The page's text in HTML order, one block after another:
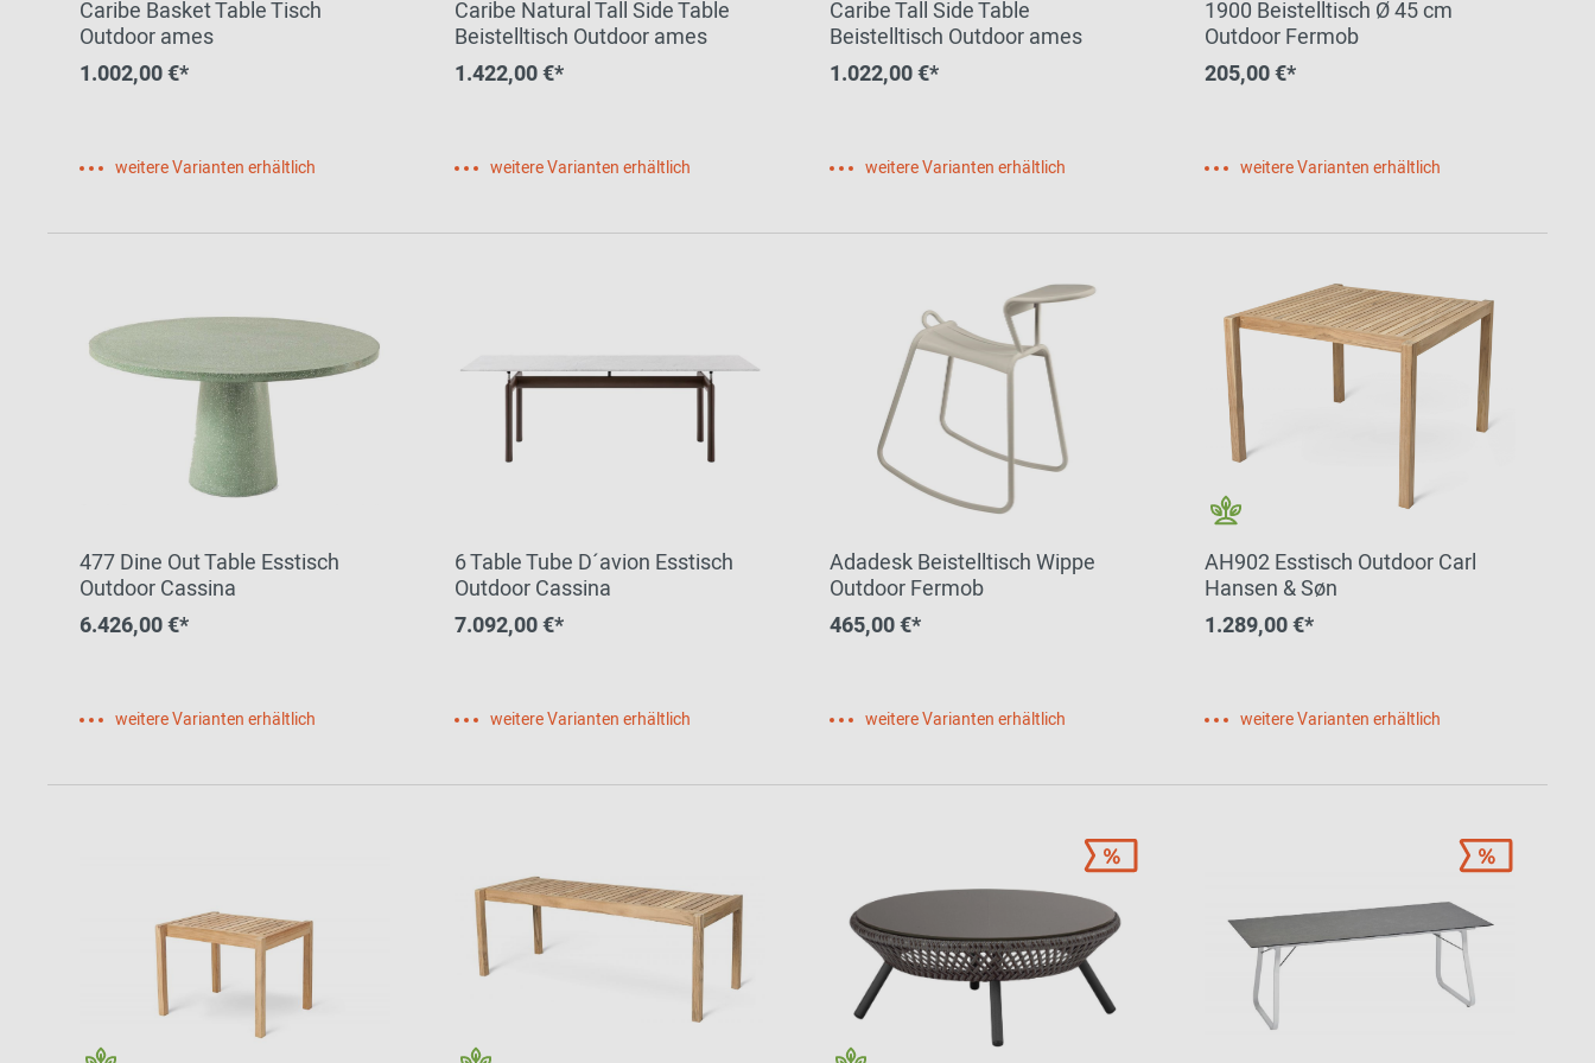
Caribe Basket Table Tisch
Outdoor ames
1.002,00 €*
weitere Varianten erhältlich
Caribe Natural Tall Side Table
Beistelltisch Outdoor ames
1.422,00 €*
weitere Varianten erhältlich
Caribe Tall Side Table
Beistelltisch Outdoor ames
1.022,00 €*
weitere Varianten erhältlich
1900 Beistelltisch Ø 45 cm
Outdoor Fermob
205,00 €*
weitere Varianten erhältlich
477 Dine Out Table Esstisch
Outdoor Cassina
6.426,00 €*
weitere Varianten erhältlich
6 Table Tube D´avion Esstisch
Outdoor Cassina
7.092,00 €*
weitere Varianten erhältlich
Adadesk Beistelltisch Wippe
Outdoor Fermob
465,00 €*
weitere Varianten erhältlich
AH902 Esstisch Outdoor Carl
Hansen & Søn
1.289,00 €*
weitere Varianten erhältlich